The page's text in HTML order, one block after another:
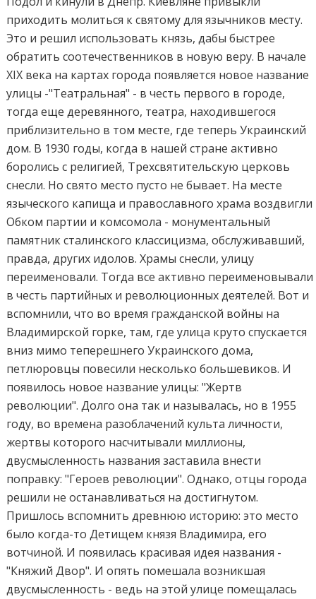
приходить молиться к святому для язычников месту.
Это и решил использовать князь, дабы быстрее
обратить соотечественников в новую веру. В начале
XIX века на картах города появляется новое название
улицы -"Театральная" - в честь первого в городе,
тогда еще деревянного, театра, находившегося
приблизительно в том месте, где теперь Украинский
дом. В 1930 годы, когда в нашей стране активно
боролись с религией, Трехсвятительскую церковь
снесли. Но свято место пусто не бывает. На месте
языческого капища и православного храма воздвигли
Обком партии и комсомола - монументальный
памятник сталинского классицизма, обслуживавший,
правда, других идолов. Храмы снесли, улицу
переименовали. Тогда все активно переименовывали
в честь партийных и революционных деятелей. Вот и
вспомнили, что во время гражданской войны на
Владимирской горке, там, где улица круто спускается
вниз мимо теперешнего Украинского дома,
петлюровцы повесили несколько большевиков. И
появилось новое название улицы: "Жертв
революции". Долго она так и называлась, но в 1955
году, во времена разоблачений культа личности,
жертвы которого насчитывали миллионы,
двусмысленность названия заставила внести
поправку: "Героев революции". Однако, отцы города
решили не останавливаться на достигнутом.
Пришлось вспомнить древнюю историю: это место
было когда-то Детищем князя Владимира, его
вотчиной. И появилась красивая идея названия -
"Княжий Двор". И опять помешала возникшая
двусмысленность - ведь на этой улице помещалась